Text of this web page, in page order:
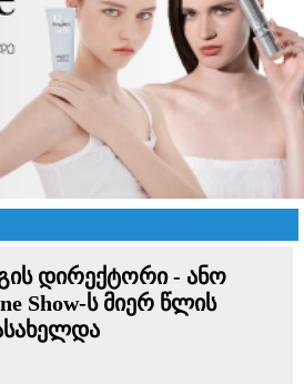
დირექტორი - ანო
Show-ს მიერ წლის